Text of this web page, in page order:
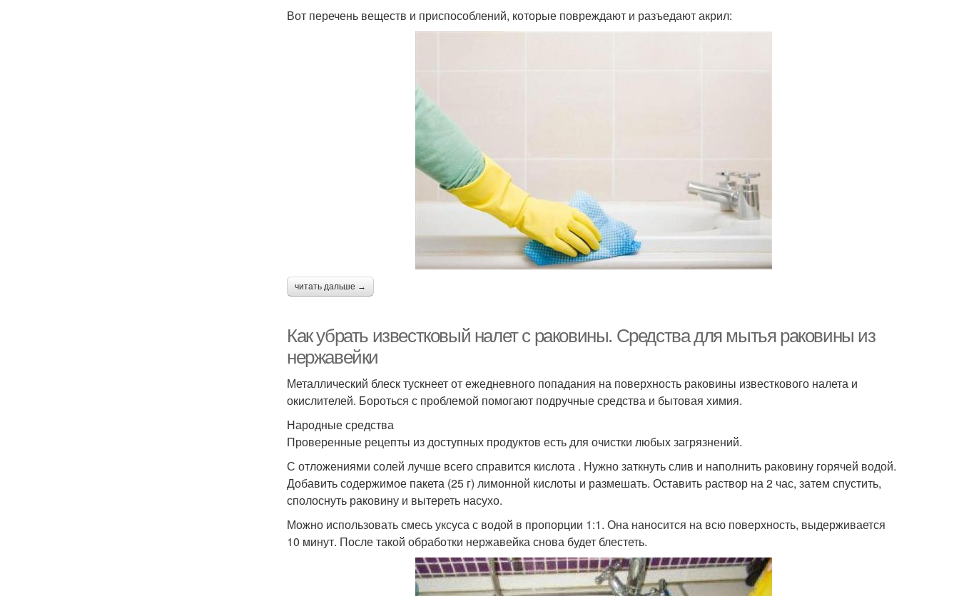
Вот перечень веществ и приспособлений, которые повреждают и разъедают акрил:
читать дальше →
Как убрать известковый налет с раковины. Средства для мытья раковины из
нержавейки
Металлический блеск тускнеет от ежедневного попадания на поверхность раковины известкового налета и
окислителей. Бороться с проблемой помогают подручные средства и бытовая химия.
Народные средства
Проверенные рецепты из доступных продуктов есть для очистки любых загрязнений.
С отложениями солей лучше всего справится кислота . Нужно заткнуть слив и наполнить раковину горячей водой.
Добавить содержимое пакета (25 г) лимонной кислоты и размешать. Оставить раствор на 2 час, затем спустить,
сполоснуть раковину и вытереть насухо.
Можно использовать смесь уксуса с водой в пропорции 1:1. Она наносится на всю поверхность, выдерживается
10 минут. После такой обработки нержавейка снова будет блестеть.